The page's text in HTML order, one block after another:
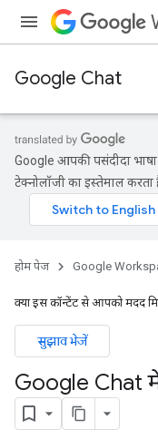
Google Chat
Google आपकी पसंदीदा
टेक्नोलॉजी का इस्तेमाल
होम पेज Google
क्या इस कॉन्टेंट से आपको मदद
सुझाव भेजें
Google Chat